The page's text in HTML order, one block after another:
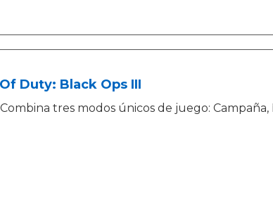
Duty: Black Ops III
Combina tres modos únicos de juego: